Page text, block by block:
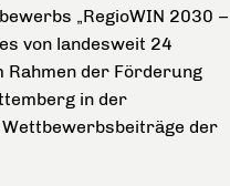
„RegioWIN 2030 –
von landesweit 24
der Förderung
in der
der